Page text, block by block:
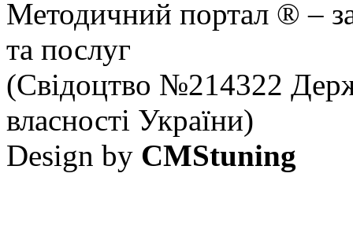
Методичний портал ® –
та послуг
(Свідоцтво №214322
власності України)
Design by CMStuning